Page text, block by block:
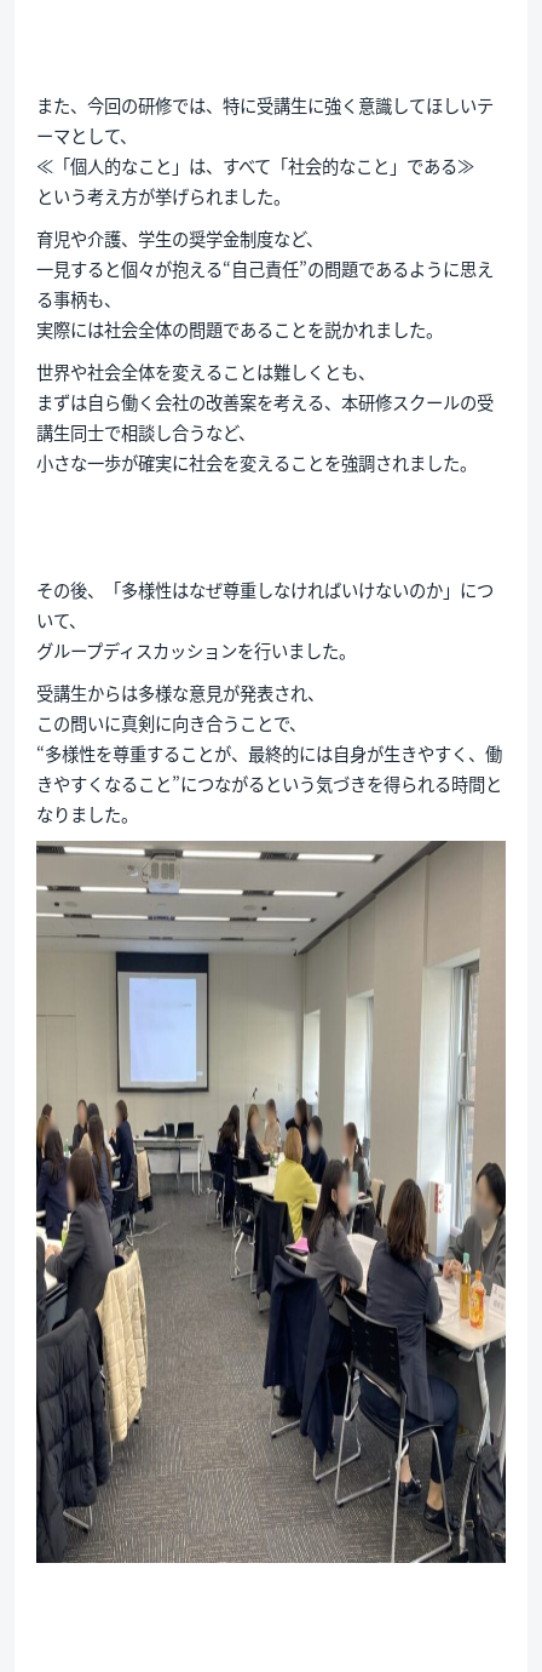
また、今回の研修では、特に受講生に強く意識してほしいテ
ーマとして、
≪「個人的なこと」は、すべて「社会的なこと」である≫
という考え方が挙げられました。
育児や介護、学生の奨学金制度など、
一見すると個々が抱える“自己責任”の問題であるように思え
る事柄も、
実際には社会全体の問題であることを説かれました。
世界や社会全体を変えることは難しくとも、
まずは自ら働く会社の改善案を考える、本研修スクールの受
講生同士で相談し合うなど、
小さな一歩が確実に社会を変えることを強調されました。
その後、「多様性はなぜ尊重しなければいけないのか」につ
いて、
グループディスカッションを行いました。
受講生からは多様な意見が発表され、
この問いに真剣に向き合うことで、
“多様性を尊重することが、最終的には自身が生きやすく、働
きやすくなること”につながるという気づきを得られる時間と
なりました。